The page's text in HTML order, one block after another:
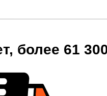
более 61